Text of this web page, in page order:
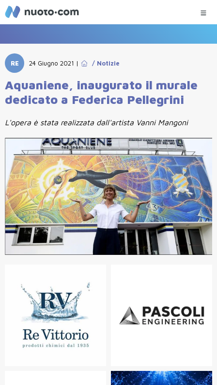
RE 24 Giugno 2021 | / Notizie
Aquaniene, inaugurato il murale
dedicato a Federica Pellegrini
L'opera è stata realizzata dall'artista Vanni Mangoni